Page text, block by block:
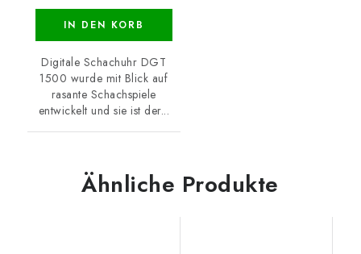
IN DEN KORB
Digitale Schachuhr DGT
1500 wurde mit Blick auf
rasante Schachspiele
entwickelt und sie ist der...
Ähnliche Produkte